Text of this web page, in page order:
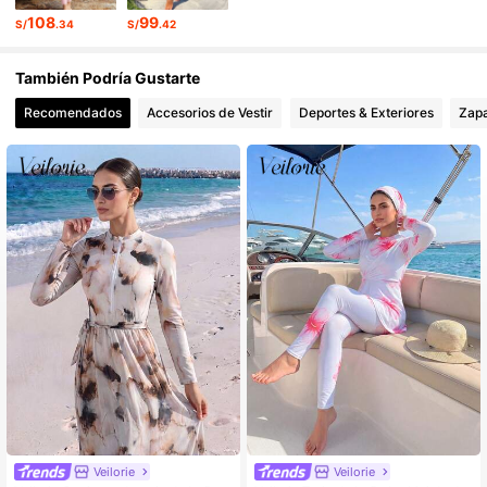
S/108.34 S/99.42
También Podría Gustarte
Recomendados Accesorios de Vestir Deportes & Exteriores
Veilorie Veilorie